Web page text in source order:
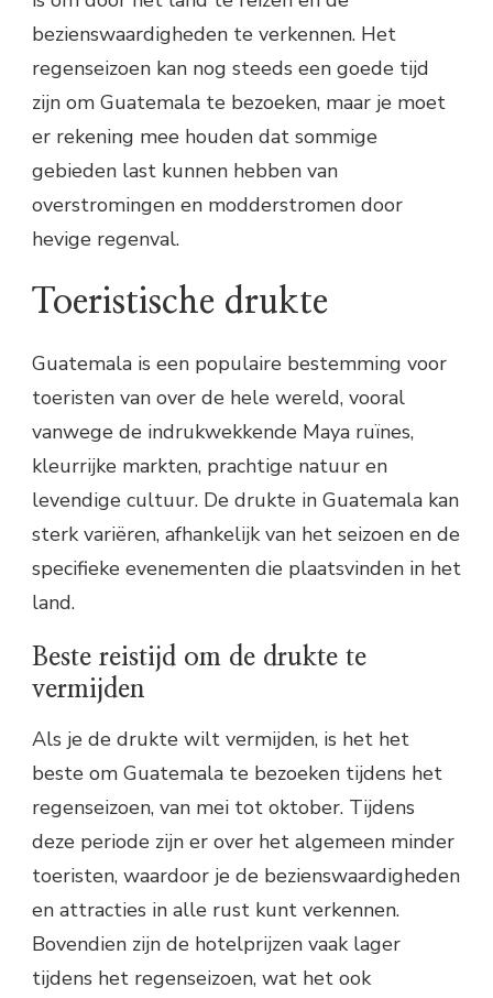
bezienswaardigheden te verkennen. Het
regenseizoen kan nog steeds een goede tijd
zijn om Guatemala te bezoeken, maar je moet
er rekening mee houden dat sommige
gebieden last kunnen hebben van
overstromingen en modderstromen door
hevige regenval.
Toeristische drukte
Guatemala is een populaire bestemming voor
toeristen van over de hele wereld, vooral
vanwege de indrukwekkende Maya ruïnes,
kleurrijke markten, prachtige natuur en
levendige cultuur. De drukte in Guatemala kan
sterk variëren, afhankelijk van het seizoen en de
specifieke evenementen die plaatsvinden in het
land.
Beste reistijd om de drukte te
vermijden
Als je de drukte wilt vermijden, is het het
beste om Guatemala te bezoeken tijdens het
regenseizoen, van mei tot oktober. Tijdens
deze periode zijn er over het algemeen minder
toeristen, waardoor je de bezienswaardigheden
en attracties in alle rust kunt verkennen.
Bovendien zijn de hotelprijzen vaak lager
tijdens het regenseizoen, wat het ook